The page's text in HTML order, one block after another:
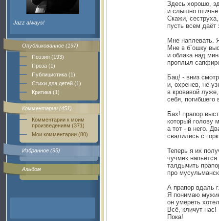
Jazz always!
Опубликованное (197)
Поэзия (193)
Проза (1)
Публицистика (1)
Стихи для детей (1)
Критика (1)
Комментарии (451)
Комментарии к моим
произведениям (371)
Мои комментарии (80)
Избранное (95)
Альбом
Здесь хорошо,
и слышно
Скажи,
пусть всем даёт
Мне наплевать.
Мне в б`ошку
и облака над
проплыл
Бац! - вниз
и, охренев, не
в кровавой
себя, погибшего
Бах! прапор
который голову
а тот - в него.
свалились с
Теперь я их
чучмек
талдычить
про
А прапор вдаль
Я понимаю
он умереть
Всё, кличут
Пока!